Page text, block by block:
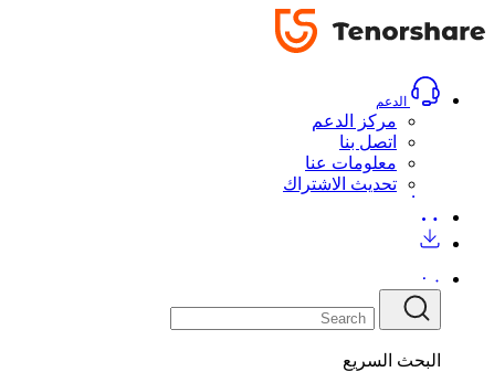
الدعم
مركز الدعم
اتصل بنا
معلومات عنا
تحديث الاشتراك
البحث السريع
المراجعاتالمراجعات